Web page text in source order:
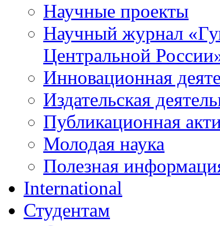
Научные проекты
Научный журнал «
Центральной
Инновационная
Издательская
Публикационная
Молодая наука
Полезная
International
Студентам